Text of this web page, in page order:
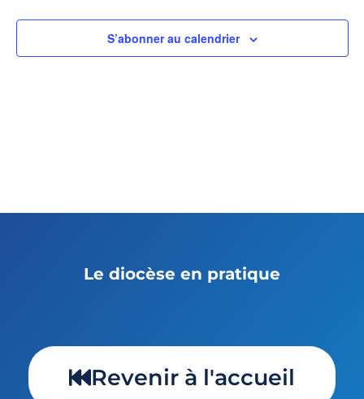
S’abonner au calendrier
Le diocèse en pratique
Revenir à l'accueil